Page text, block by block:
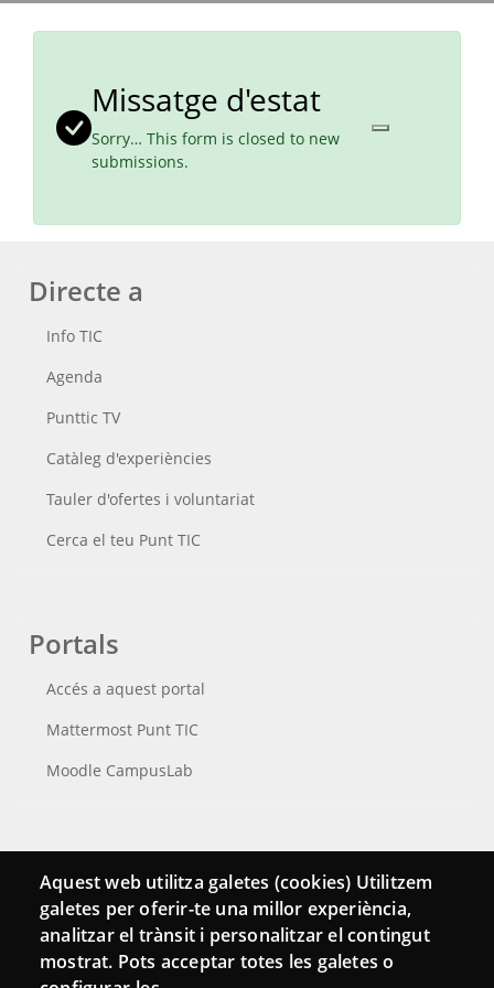
Missatge d'estat
Sorry… This form is closed to new
submissions.
Directe a
Info TIC
Agenda
Punttic TV
Catàleg d'experiències
Tauler d'ofertes i voluntariat
Cerca el teu Punt TIC
Portals
Accés a aquest portal
Mattermost Punt TIC
Moodle CampusLab
Connecta
Bustia de contacte
Butlletins
Aquest web utilitza galetes (cookies) Utilitzem
galetes per oferir-te una millor experiència,
analitzar el trànsit i personalitzar el contingut
mostrat. Pots acceptar totes les galetes o